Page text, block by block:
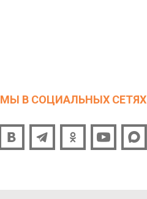
МЫ В СОЦИАЛЬНЫХ СЕТЯХ